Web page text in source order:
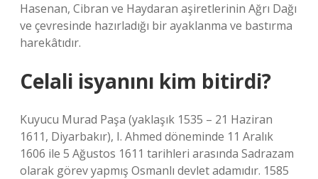
Hasenan, Cibran ve Haydaran aşiretlerinin Ağrı Dağı
ve çevresinde hazırladığı bir ayaklanma ve bastırma
harekâtıdır.
Celali isyanını kim bitirdi?
Kuyucu Murad Paşa (yaklaşık 1535 – 21 Haziran
1611, Diyarbakır), I. Ahmed döneminde 11 Aralık
1606 ile 5 Ağustos 1611 tarihleri ​​arasında Sadrazam
olarak görev yapmış Osmanlı devlet adamıdır. 1585